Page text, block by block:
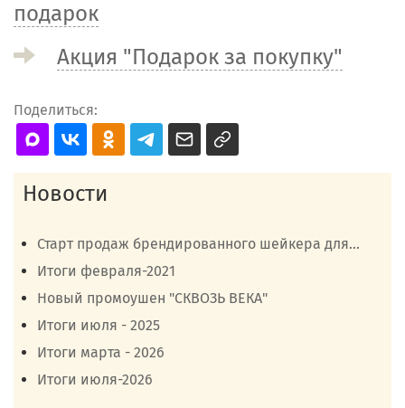
подарок
Акция "Подарок за покупку"
Поделиться:
Новости
Старт продаж брендированного шейкера для...
Итоги февраля-2021
Новый промоушен "СКВОЗЬ ВЕКА"
Итоги июля - 2025
Итоги марта - 2026
Итоги июля-2026